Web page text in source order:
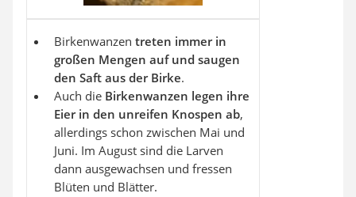
Birkenwanzen treten immer in
großen Mengen auf und saugen
den Saft aus der Birke.
Auch die Birkenwanzen legen ihre
Eier in den unreifen Knospen ab,
allerdings schon zwischen Mai und
Juni. Im August sind die Larven
dann ausgewachsen und fressen
Blüten und Blätter.